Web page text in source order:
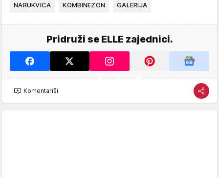
NARUKVICA KOMBINEZON GALERIJA
Pridruži se ELLE zajednici.
Komentariši